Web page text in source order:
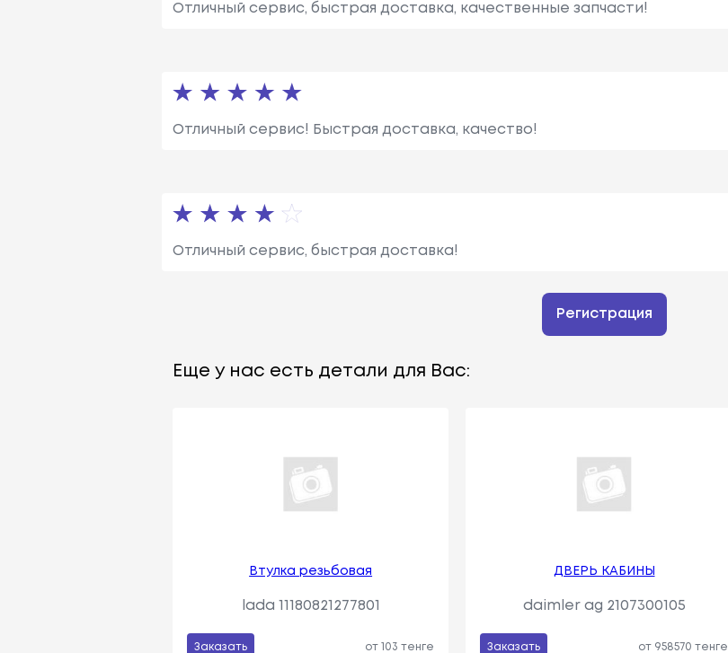
Отличный сервис, быстрая доставка, качественные запчасти!
Отличный сервис! Быстрая доставка, качество!
Отличный сервис, быстрая доставка!
Регистрация
Еще у нас есть детали для Вас:
Втулка резьбовая
lada 11180821277801
Заказать от 103 тенге
ДВЕРЬ КАБИНЫ
daimler ag 2107300105
Заказать от 958570 тенге